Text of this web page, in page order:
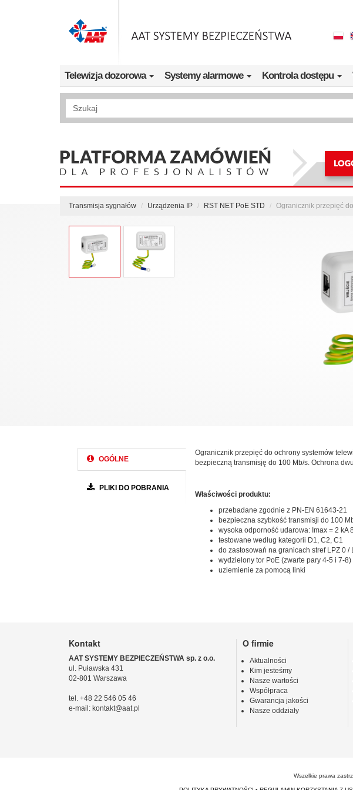
Telewizja dozorowa Systemy alarmowe Kontrola dostępu
Wyszukiwanie pełnotekstowe
Transmisja sygnałów Urządzenia IP RST NET PoE STD Ogranicznik przepięć
OGÓLNE
PLIKI DO POBRANIA
Ogranicznik przepięć do ochrony systemów
bezpieczną transmisję do 100 Mb/s. Ochrona
Właściwości produktu:
przebadane zgodnie z PN-EN 61643-21
bezpieczna szybkość transmisji do 100
wysoka odporność udarowa: Imax = 2 kA
testowane według kategorii D1, C2, C1
do zastosowań na granicach stref LPZ 0 /
wydzielony tor PoE (zwarte pary 4-5 i 7-8)
uziemienie za pomocą linki
Kontakt
AAT SYSTEMY BEZPIECZEŃSTWA sp. z o.o.
ul. Puławska 431
02-801 Warszawa
tel. +48 22 546 05 46
e-mail: kontakt@aat.pl
O firmie
Aktualności
Kim jesteśmy
Nasze wartości
Współpraca
Gwarancja jakości
Nasze oddziały
Wszelkie prawa